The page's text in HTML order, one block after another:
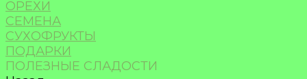
ОРЕХИ
СЕМЕНА
СУХОФРУКТЫ
ПОДАРКИ
ПОЛЕЗНЫЕ СЛАДОСТИ